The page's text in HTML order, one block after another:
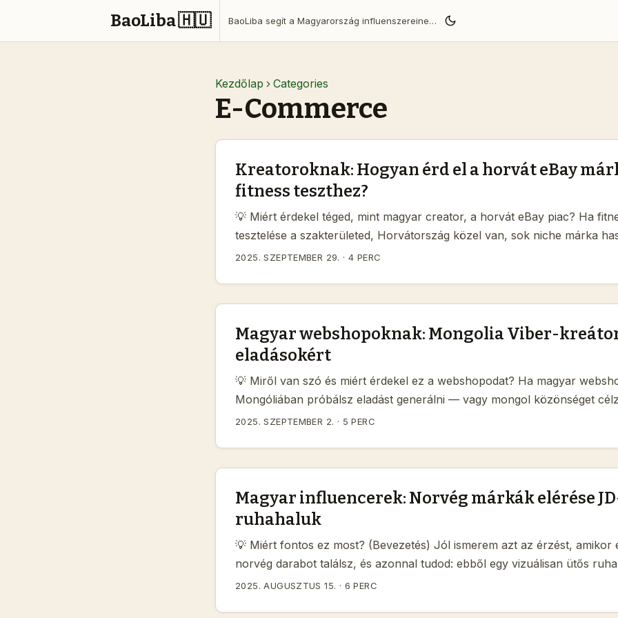
BaoLiba 🇭🇺 BaoLiba segít a Magyarország influenszereinek globális közönséget elérni és megbízható márkapartnerségeket építeni.
Kezdőlap Categories
E-Commerce
Kreatoroknak: Hogyan érd el a horvát eBay
fitness teszthez?
💡 Miért érdekel téged, mint magyar creator, a horvát eBay piac? Ha
tesztelése a szakterületed, Horvátország közel van, sok niche márka
regionális értékesítésre, és itt gyakran találsz európai garanciás, jó
2025. SZEPTEMBER 29. · 4 PERC
Magyar webshopoknak: Mongolia Viber-
eladásokért
💡 Miről van szó és miért érdekel ez a webshopodat? Ha magyar
Mongóliában próbálsz eladást generálni — vagy mongol közönséget
ott olyan csatorna, amit nem szabad figyelmen kívül hagyni. A Viber a
2025. SZEPTEMBER 2. · 5 PERC
Magyar influencerek: Norvég márkák elérése
ruhahaluk
💡 Miért fontos ez most? (Bevezetés) Jól ismerem azt az érzést, amikor
norvég darabot találsz, és azonnal tudod: ebből egy vizuálisan ütős
lesz. De hogyan találod meg azokat a norvég márkákat, akik hajlandók
2025. AUGUSZTUS 15. · 6 PERC